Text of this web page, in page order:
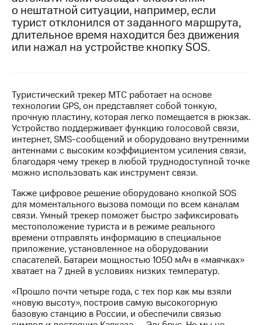
Новости
в
регионе
управление
Корпоративный
секретарь
Раскрытие
информации
Информация
акционерам
Документы
ПАО
"МТС"
Собрания
акционеров
Личный
кабинет
акционера
Акционерный
капитал
Контроль
и
аудит
о нештатной ситуации, например, если
турист отклонился от заданного маршрута,
длительное время находится без движения
или нажал на устройстве кнопку SOS.
Туристический трекер МТС работает на основе
технологии GPS, он представляет собой тонкую,
прочную пластину, которая легко помещается в рюкзак.
Устройство поддерживает функцию голосовой связи,
интернет, SMS-сообщений и оборудовано внутренними
антеннами с высоким коэффициентом усиления связи,
благодаря чему трекер в любой труднодоступной точке
можно использовать как инструмент связи.
Также цифровое решение оборудовано кнопкой SOS
для моментального вызова помощи по всем каналам
связи. Умный трекер поможет быстро зафиксировать
местоположение туриста и в режиме реального
времени отправлять информацию в специальное
приложение, установленное на оборудовании
спасателей. Батареи мощностью 1050 мАч в «маячках»
хватает на 7 дней в условиях низких температур.
«Прошло почти четыре года, с тех пор как мы взяли
«новую высоту», построив самую высокогорную
базовую станцию в России, и обеспечили связью